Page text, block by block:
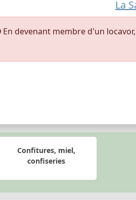
La
En devenant membre d'un
Confitures, miel,
confiseries